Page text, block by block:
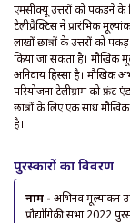
एमसीक्यू उत्तरों को पकड़ने
टेलीप्रैक्टिस ने प्रारंभिक
लाखों छात्रों के उत्तरों को
किया जा सकता है। मौखिक
अनिवार्य हिस्सा है।
परियोजना टेलीग्राम को
छात्रों के लिए एक साथ
है।
पुरस्कारों का विवरण
नाम - अभिनव मूल्यांकन
प्रौद्योगिकी सभा 2022